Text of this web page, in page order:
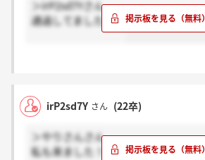
＞irP2sd7Yさん
通過してましたよ！
irP2sd7Y さん (22卒)
＞やりさんさん
私も来ました！残念ながらお祈りさ